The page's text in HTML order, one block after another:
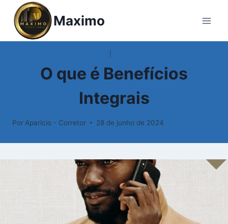
Pular
para
Maximo
O que é Benefícios
Integrais
Por Aparicio - Corretor 28 de junho de 2024